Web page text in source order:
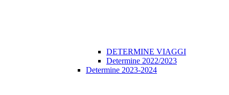
DETERMINE VIAGGI
Determine 2022/2023
Determine 2023-2024